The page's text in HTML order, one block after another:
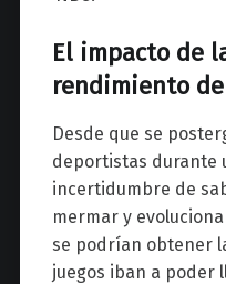
El impacto de
rendimiento
Desde que se
deportistas durante
incertidumbre de
mermar y
se podrían obtener
juegos iban a poder